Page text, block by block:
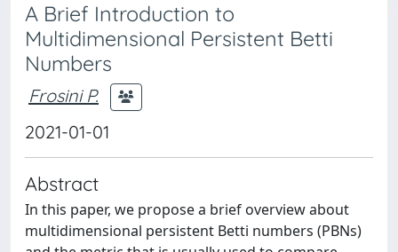
A Brief Introduction to
Multidimensional Persistent Betti
Numbers
Frosini P.
2021-01-01
Abstract
In this paper, we propose a brief overview about
multidimensional persistent Betti numbers (PBNs)